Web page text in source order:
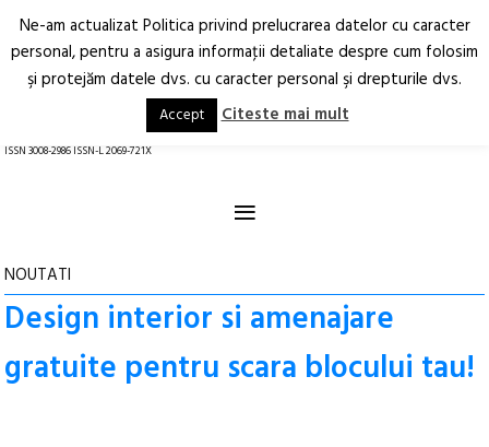
Arhitectură.
Oraș.
RO EN
ISSN 3008-2986 ISSN-L 2069-721X
≡
NOUTATI
Design interior si amenajare
gratuite pentru scara blocului tau!
Ne-am actualizat Politica privind prelucrarea datelor cu caracter
personal, pentru a asigura informaţii detaliate despre cum folosim
şi protejăm datele dvs. cu caracter personal şi drepturile dvs.
Accept Citeste mai mult